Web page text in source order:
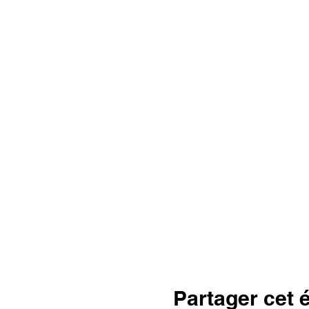
Partager cet